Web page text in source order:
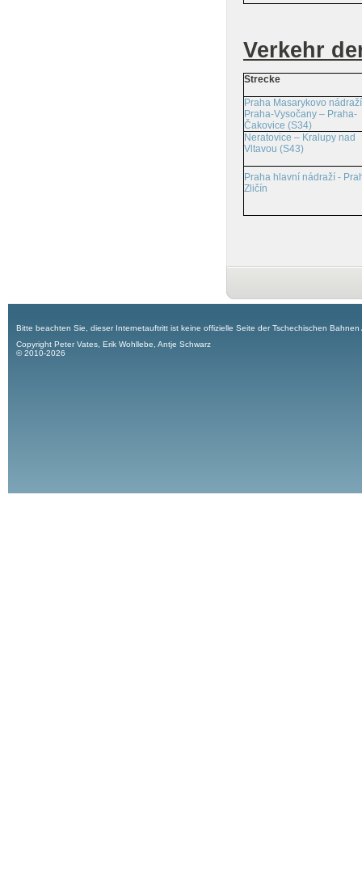
Verkehr
Strecke
Praha Masarykovo
Praha-Vysočany – Praha-
Čakovice (S34)
Neratovice – Kralupy nad
Vltavou (S43)
Praha hlavní nádraží -
Zličín
Bitte beachten Sie, dieser Internetauftritt ist keine offizielle Seite der Tschechischen
Copyright Peter Vates, Erik Wohllebe, Antje Schwarz
© 2010-2026